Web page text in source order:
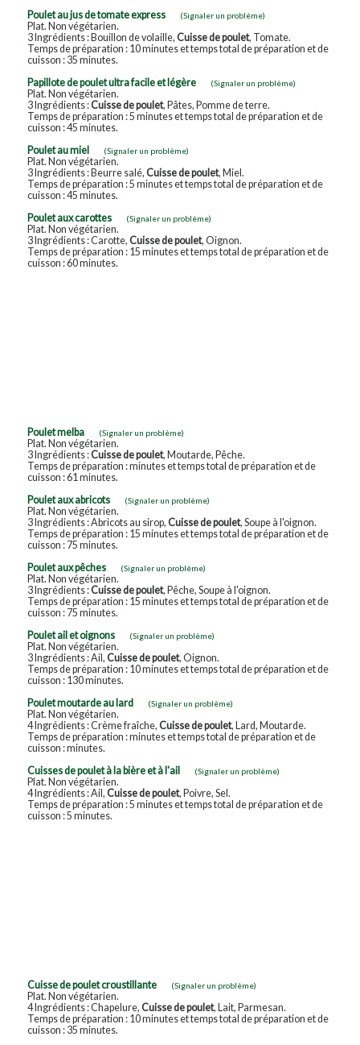
Poulet au jus de tomate express (Signaler un problème)
Plat. Non végétarien.
3 Ingrédients : Bouillon de volaille, Cuisse de poulet, Tomate.
Temps de préparation : 10 minutes et temps total de préparation et de
cuisson : 35 minutes.
Papillote de poulet ultra facile et légère
(Signaler un problème)
Plat. Non végétarien.
3 Ingrédients :Cuisse de poulet, Pâtes, Pomme de terre.
Temps de préparation : 5 minutes et temps total de préparation et de
cuisson : 45 minutes.
Poulet au miel
(Signaler un problème)
Plat. Non végétarien.
3 Ingrédients : Beurre salé, Cuisse de poulet, Miel.
Temps de préparation : 5 minutes et temps total de préparation et de
cuisson : 45 minutes.
Poulet aux carottes
(Signaler un problème)
Plat. Non végétarien.
3 Ingrédients : Carotte, Cuisse de poulet, Oignon.
Temps de préparation : 15 minutes et temps total de préparation et de
cuisson : 60 minutes.
Poulet melba (Signaler un problème)
Plat. Non végétarien.
3 Ingrédients :Cuisse de poulet, Moutarde, Pêche.
Temps de préparation : minutes et temps total de préparation et de
cuisson : 61 minutes.
Poulet aux abricots
(Signaler un problème)
Plat. Non végétarien.
3 Ingrédients : Abricots au sirop, Cuisse de poulet, Soupe à l'oignon.
Temps de préparation : 15 minutes et temps total de préparation et de
cuisson : 75 minutes.
Poulet aux pêches
(Signaler un problème)
Plat. Non végétarien.
3 Ingrédients :Cuisse de poulet, Pêche, Soupe à l'oignon.
Temps de préparation : 15 minutes et temps total de préparation et de
cuisson : 75 minutes.
Poulet ail et oignons
(Signaler un problème)
Plat. Non végétarien.
3 Ingrédients : Ail, Cuisse de poulet, Oignon.
Temps de préparation : 10 minutes et temps total de préparation et de
cuisson : 130 minutes.
Poulet moutarde au lard
(Signaler un problème)
Plat. Non végétarien.
4 Ingrédients : Crème fraîche, Cuisse de poulet, Lard, Moutarde.
Temps de préparation : minutes et temps total de préparation et de
cuisson : minutes.
Cuisses de poulet à la bière et à l'ail
(Signaler un problème)
Plat. Non végétarien.
4 Ingrédients : Ail, Cuisse de poulet, Poivre, Sel.
Temps de préparation : 5 minutes et temps total de préparation et de
cuisson : 5 minutes.
Cuisse de poulet croustillante (Signaler un problème)
Plat. Non végétarien.
4 Ingrédients : Chapelure, Cuisse de poulet, Lait, Parmesan.
Temps de préparation : 10 minutes et temps total de préparation et de
cuisson : 35 minutes.